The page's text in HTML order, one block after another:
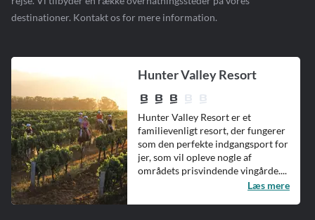
destinationer. Kontakt os for mere information.
Hunter Valley Resort
Hunter Valley Resort er et
familievenligt resort, der fungerer
som den perfekte indgangsport for
jer, som vil opleve nogle af
områdets prisvindende vingårde....
Læs mere